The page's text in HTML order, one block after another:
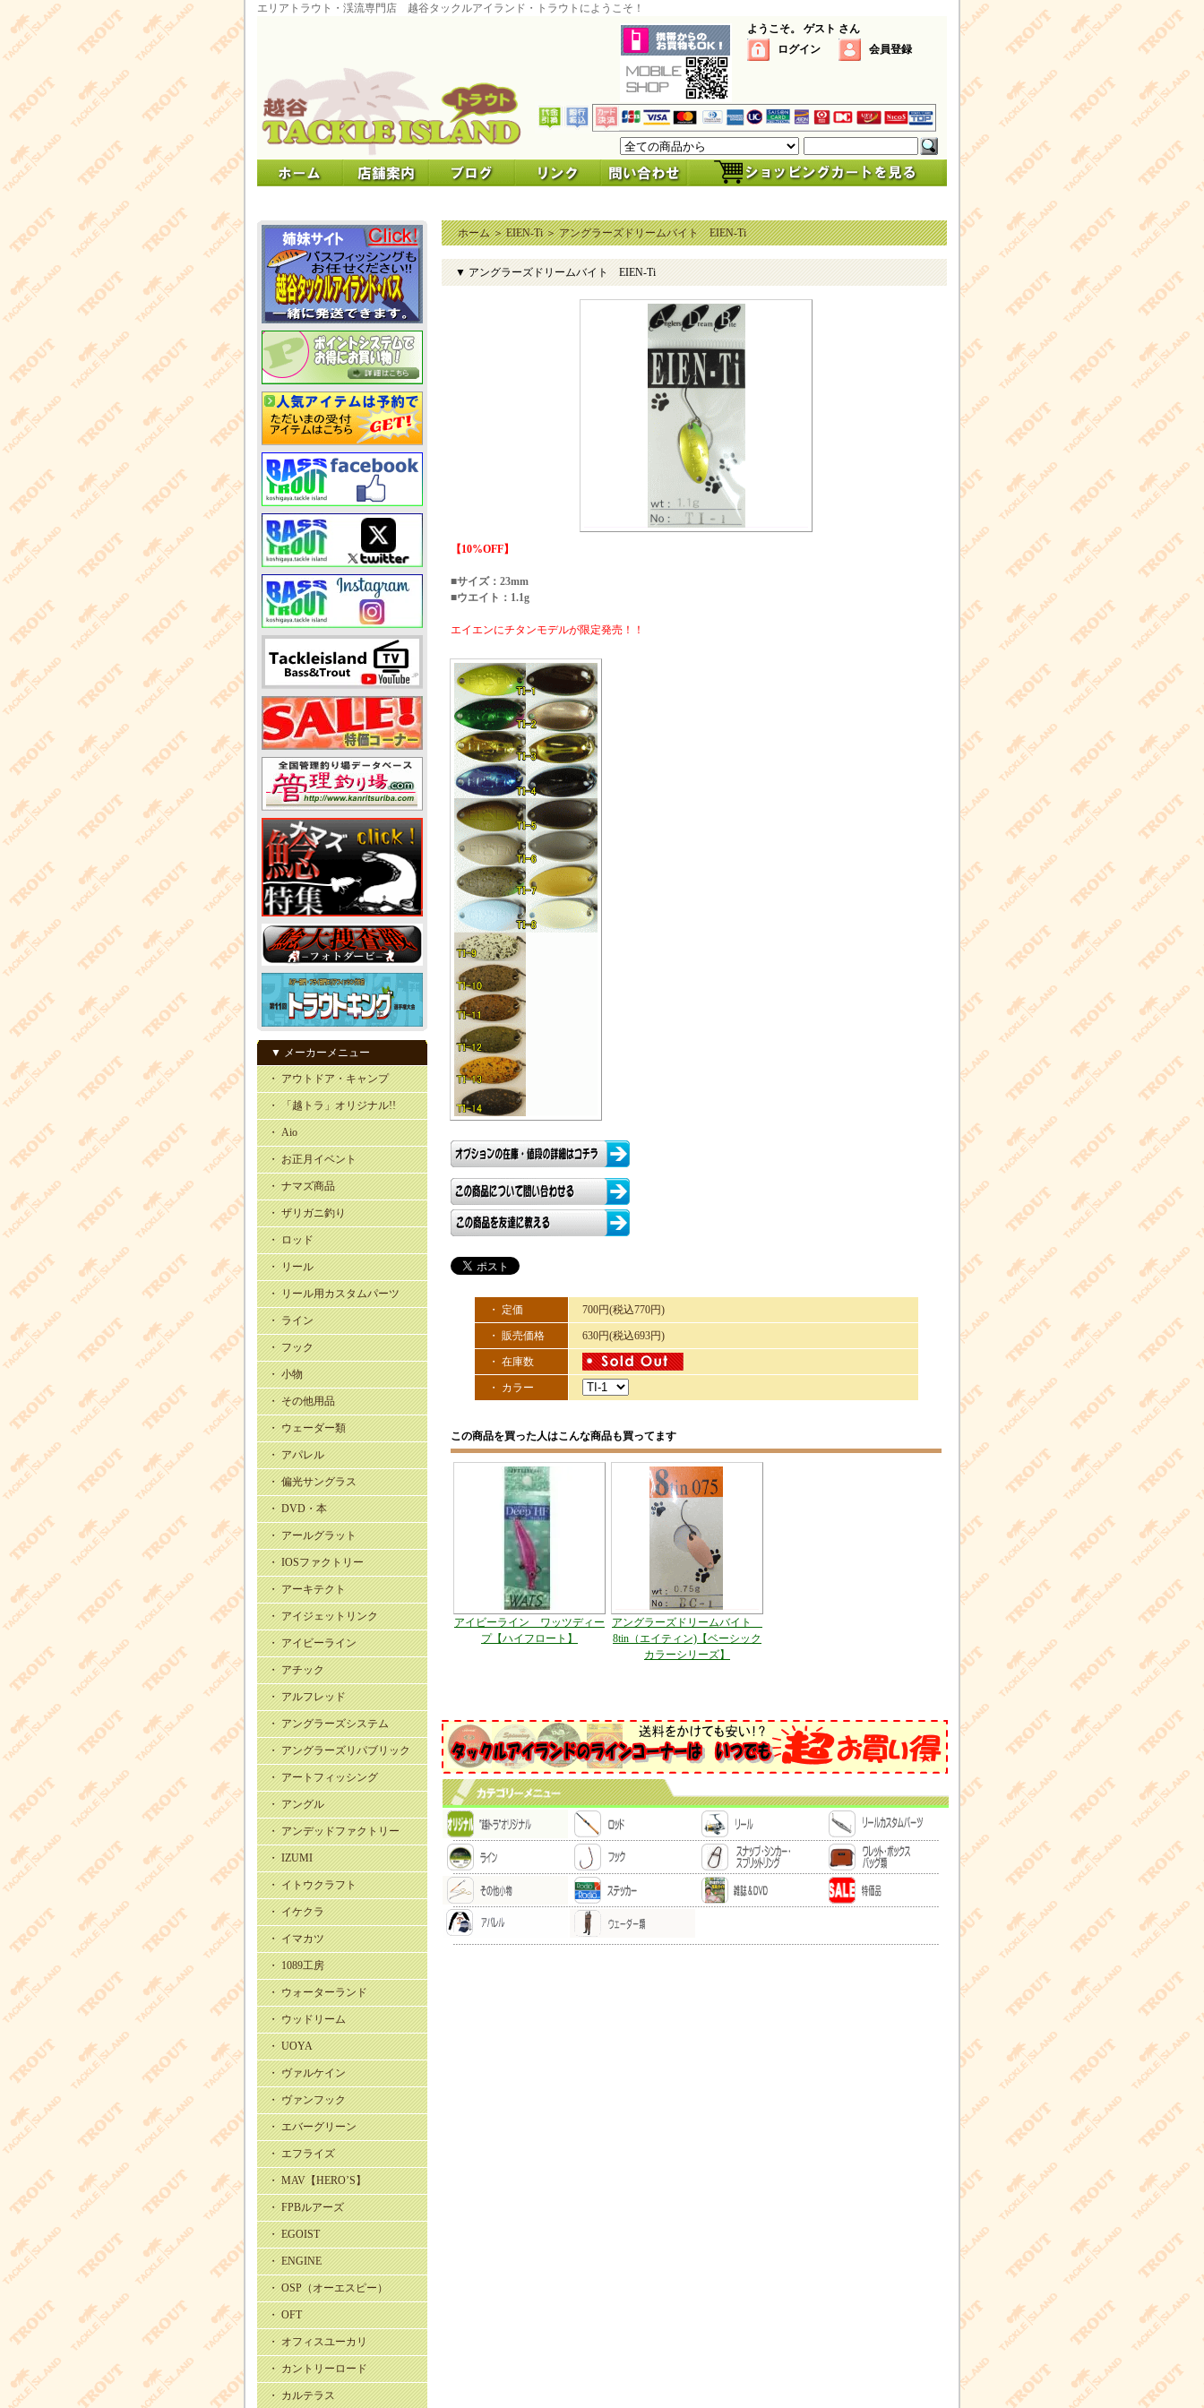
エリアトラウト・渓流専門店 越谷タックルアイランド・トラウトにようこそ！
ようこそ。 ゲスト さん
ログイン
会員登録
▼ メーカーメニュー
・ アウトドア・キャンプ
・ 「越トラ」オリジナル!!
・ Aio
・ お正月イベント
・ ナマズ商品
・ ザリガニ釣り
・ ロッド
・ リール
・ リール用カスタムパーツ
・ ライン
・ フック
・ 小物
・ その他用品
・ ウェーダー類
・ アパレル
・ 偏光サングラス
・ DVD・本
・ アールグラット
・ IOSファクトリー
・ アーキテクト
・ アイジェットリンク
・ アイビーライン
・ アチック
・ アルフレッド
・ アングラーズシステム
・ アングラーズリパブリック
・ アートフィッシング
・ アングル
・ アンデッドファクトリー
・ IZUMI
・ イトウクラフト
・ イケクラ
・ イマカツ
・ 1089工房
・ ウォーターランド
・ ウッドリーム
・ UOYA
・ ヴァルケイン
・ ヴァンフック
・ エバーグリーン
・ エフライズ
・ MAV【HERO’S】
・ FPBルアーズ
・ EGOIST
・ ENGINE
・ OSP（オーエスピー）
・ OFT
・ オフィスユーカリ
・ カントリーロード
・ カルテラス
ホーム＞EIEN-Ti＞アングラーズドリームバイト EIEN-Ti
▼ アングラーズドリームバイト EIEN-Ti
【10%OFF】
■サイズ：23mm
■ウエイト：1.1g
エイエンにチタンモデルが限定発売！！
・ 定価 700円(税込770円)
・ 販売価格 630円(税込693円)
・ 在庫数
・ カラー
この商品を買った人はこんな商品も買ってます
アイビーライン ワッツディー
プ【ハイフロート】
アングラーズドリームバイト
8tin（エイティン)【ベーシック
カラーシリーズ】